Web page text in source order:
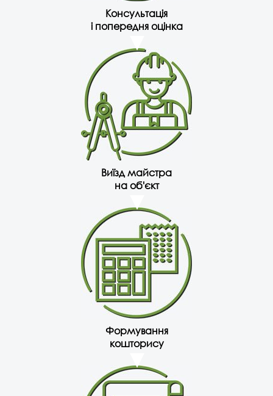
Консультація
і попередня оцінка
Виїзд майстра
на об'єкт
Формування
кошторису